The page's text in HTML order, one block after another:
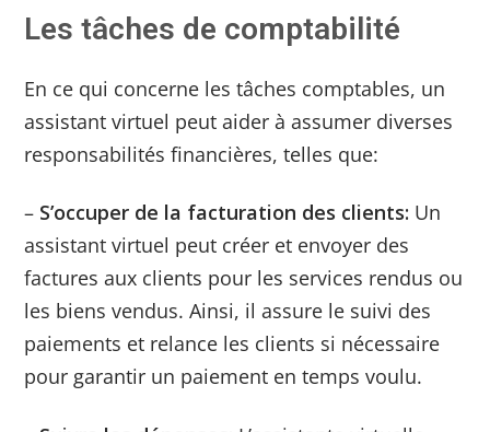
Les tâches de comptabilité
En ce qui concerne les tâches comptables, un
assistant virtuel peut aider à assumer diverses
responsabilités financières, telles que:
– S’occuper de la facturation des clients: Un
assistant virtuel peut créer et envoyer des
factures aux clients pour les services rendus ou
les biens vendus. Ainsi, il assure le suivi des
paiements et relance les clients si nécessaire
pour garantir un paiement en temps voulu.